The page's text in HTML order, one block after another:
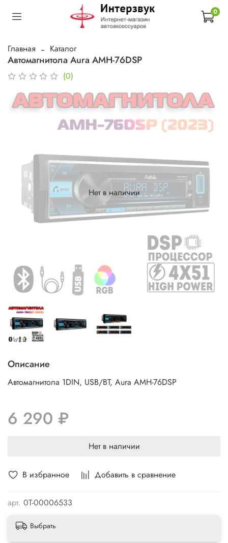
0
Главная Каталог
Автомагнитола Aura AMH-76DSP
(0)
В избранное Добавить в сравнение
арт. 0Т-00006533
Нет в наличии
Описание
Автомагнитола 1DIN, USB/BT, Aura AMH-76DSP
6 290 ₽
Нет в наличии
Выбрать